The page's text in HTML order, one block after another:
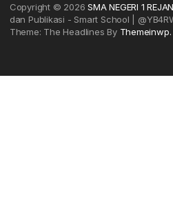
Copyright © 2026SMA NEGERI 1
dan Publikasi - Smart School |
Theme: The Headlines By Themeinwp.